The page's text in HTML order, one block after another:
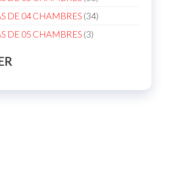
products
DE 04 CHAMBRES 3434
DE 05 CHAMBRES 33